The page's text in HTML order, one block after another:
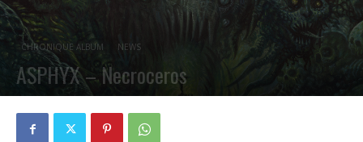
CHRONIQUE ALBUM NEWS
ASPHYX – Necroceros
PAR VALENTIN POCHART 15 JANVIER 2021 0